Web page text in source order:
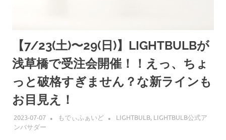
【7/23(土)〜29(日)】LIGHTBULBが
浅草橋で受注会開催！！えっ、ちょ
っと破格すぎません？な新ラインも
お目見え！
2023-07-07 もでぃふぁいど LIGHTBULB, LIGHTBULB公式ア
ンバサダー